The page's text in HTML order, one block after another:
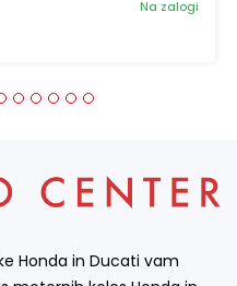
Na zalogi
Honda in Ducati vam